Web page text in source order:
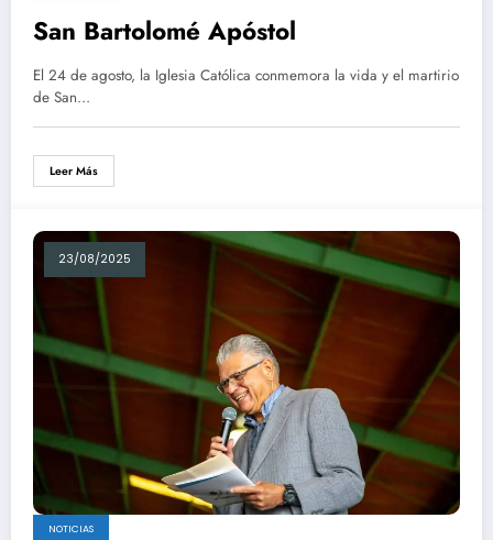
San Bartolomé Apóstol
El 24 de agosto, la Iglesia Católica conmemora la vida y el martirio
de San…
Leer Más
23/08/2025
NOTICIAS